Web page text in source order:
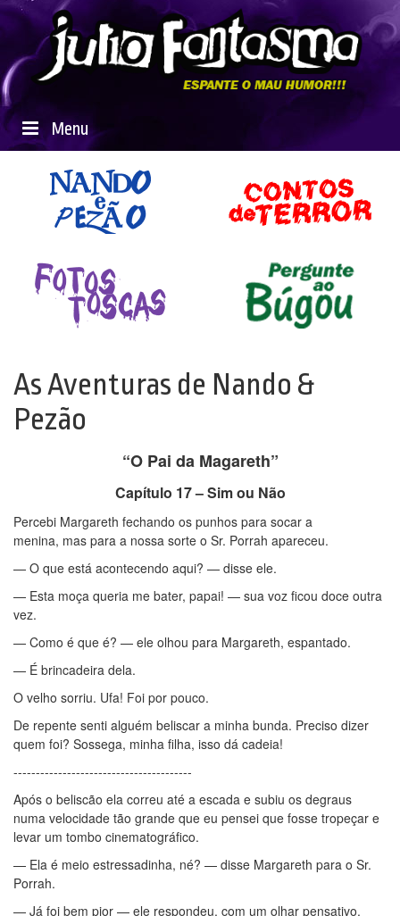
Menu
As Aventuras de Nando &
Pezão
“O Pai da Magareth”
Capítulo 17 – Sim ou Não
Percebi Margareth fechando os punhos para socar a
menina, mas para a nossa sorte o Sr. Porrah apareceu.
— O que está acontecendo aqui? — disse ele.
— Esta moça queria me bater, papai! — sua voz ficou doce outra
vez.
— Como é que é? — ele olhou para Margareth, espantado.
— É brincadeira dela.
O velho sorriu. Ufa! Foi por pouco.
De repente senti alguém beliscar a minha bunda. Preciso dizer
quem foi? Sossega, minha filha, isso dá cadeia!
----------------------------------------
Após o beliscão ela correu até a escada e subiu os degraus
numa velocidade tão grande que eu pensei que fosse tropeçar e
levar um tombo cinematográfico.
— Ela é meio estressadinha, né? — disse Margareth para o Sr.
Porrah.
— Já foi bem pior — ele respondeu, com um olhar pensativo.